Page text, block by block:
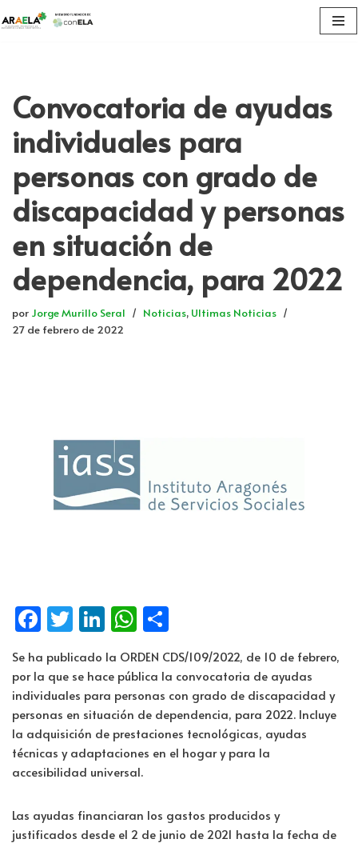
Convocatoria​ de ayudas
individuales para
personas con grado de
discapacidad y personas
en situación de
dependencia, para 2022
por Jorge Murillo Seral Noticias, Ultimas Noticias
27 de febrero de 2022
Fa
ce
b
o
o
k
T
wi
tt
er
Li
n
k
e
dI
n
W
h
at
s
A
p
p
o
m
p
ar
tir
Se ha publicado la ORDEN CDS/109/2022, de 10 de febrero,
por la que se hace pública la convocatoria​ de ayudas
individuales para personas con grado de discapacidad y
personas en situación de dependencia, para 2022. Incluye
la adquisición de prestaciones tecnológicas, ayudas
técnicas y adaptaciones en el hogar y para la
accesibilidad universal.
Las ayudas financiaran los gastos producidos y
justificados desde el 2 de junio de 2021 hasta la fecha de